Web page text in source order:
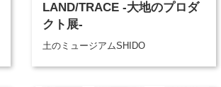
LAND/TRACE -大地のプロダ
クト展-
土のミュージアムSHIDO